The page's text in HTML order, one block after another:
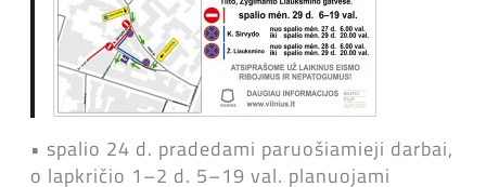
• spalio 24 d. pradedami paruošiamieji darbai,
o lapkričio 1–2 d. 5–19 val. planuojami